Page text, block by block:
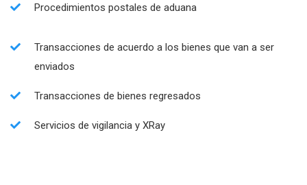
Procedimientos postales de aduana
Transacciones de acuerdo a los bienes que van a ser
enviados
Transacciones de bienes regresados
Servicios de vigilancia y XRay